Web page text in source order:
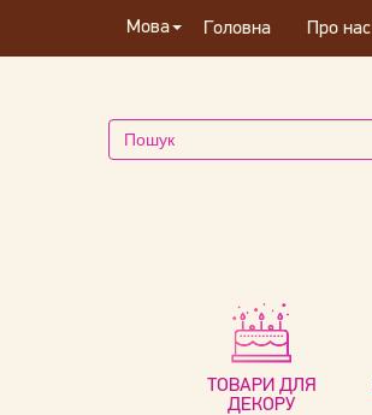
Мова Головна Про нас
ТОВАРИ ДЛЯ
ДЕКОРУ